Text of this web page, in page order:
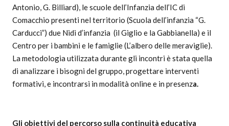
Antonio, G. Billiard), le scuole dell’Infanzia dell’IC di
Comacchio presenti nel territorio (Scuola dell’infanzia “G.
Carducci”) due Nidi d’infanzia (il Giglio e la Gabbianella) e il
Centro per i bambini e le famiglie (L’albero delle meraviglie).
La metodologia utilizzata durante gli incontri è stata quella
di analizzare i bisogni del gruppo, progettare interventi
formativi, e incontrarsi in modalità online e in presenza.
Gli obiettivi del percorso sulla continuità educativa